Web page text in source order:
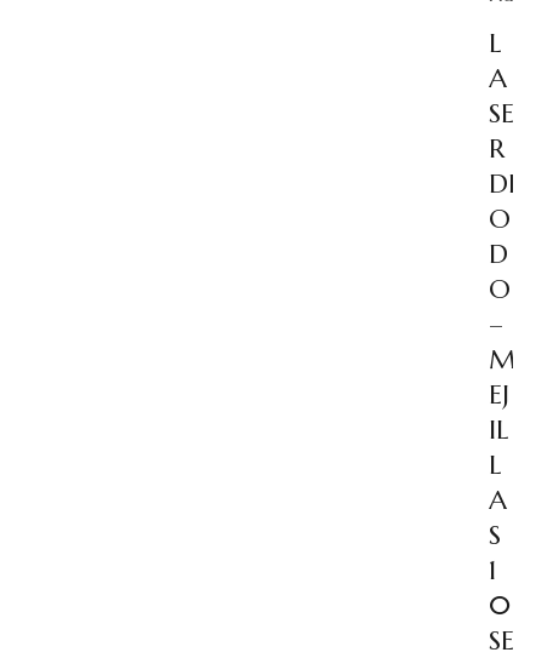
L
A
SE
R
DI
O
D
O
–
M
EJ
IL
L
A
S
1
0
SE